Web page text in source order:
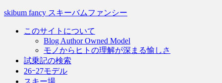
skibum fancy スキーバムファンシー
このサイトについて
Blog Author Owned Model
モノからヒトの理解が深まる愉しさ
試乗記の検索
26ｰ27モデル
スキー場